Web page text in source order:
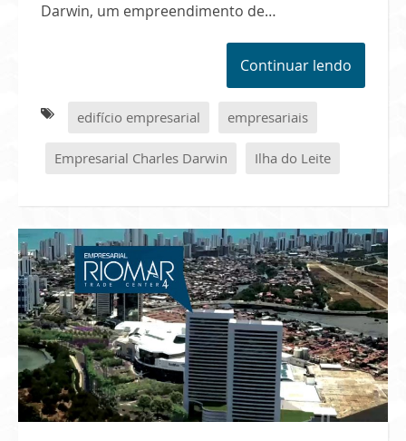
Darwin, um empreendimento de…
Continuar lendo
edifício empresarial empresariais
Empresarial Charles Darwin Ilha do Leite